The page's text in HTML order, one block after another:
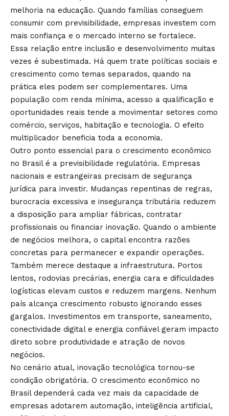
melhoria na educação. Quando famílias conseguem
consumir com previsibilidade, empresas investem com
mais confiança e o mercado interno se fortalece.
Essa relação entre inclusão e desenvolvimento muitas
vezes é subestimada. Há quem trate políticas sociais e
crescimento como temas separados, quando na
prática eles podem ser complementares. Uma
população com renda mínima, acesso a qualificação e
oportunidades reais tende a movimentar setores como
comércio, serviços, habitação e tecnologia. O efeito
multiplicador beneficia toda a economia.
Outro ponto essencial para o crescimento econômico
no Brasil é a previsibilidade regulatória. Empresas
nacionais e estrangeiras precisam de segurança
jurídica para investir. Mudanças repentinas de regras,
burocracia excessiva e insegurança tributária reduzem
a disposição para ampliar fábricas, contratar
profissionais ou financiar inovação. Quando o ambiente
de negócios melhora, o capital encontra razões
concretas para permanecer e expandir operações.
Também merece destaque a infraestrutura. Portos
lentos, rodovias precárias, energia cara e dificuldades
logísticas elevam custos e reduzem margens. Nenhum
país alcança crescimento robusto ignorando esses
gargalos. Investimentos em transporte, saneamento,
conectividade digital e energia confiável geram impacto
direto sobre produtividade e atração de novos
negócios.
No cenário atual, inovação tecnológica tornou-se
condição obrigatória. O crescimento econômico no
Brasil dependerá cada vez mais da capacidade de
empresas adotarem automação, inteligência artificial,